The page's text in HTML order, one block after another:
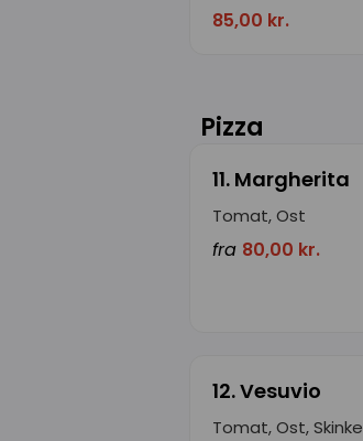
85,00 kr.
Pizza
11. Margherita
Tomat, Ost
fra 80,00 kr.
12. Vesuvio
Tomat, Ost, Skinke